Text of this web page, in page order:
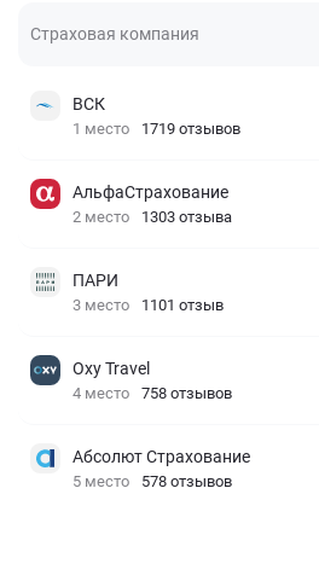
Страховая компания
ВСК
1 место 1719 отзывов
АльфаСтрахование
2 место 1303 отзыва
ПАРИ
3 место 1101 отзыв
Oxy Travel
4 место 758 отзывов
Абсолют Страхование
5 место 578 отзывов